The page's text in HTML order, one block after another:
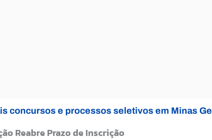
concursos e processos seletivos em Minas
Reabre Prazo de Inscrição